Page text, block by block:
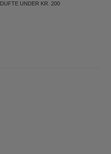
DUFTE UNDER KR. 200